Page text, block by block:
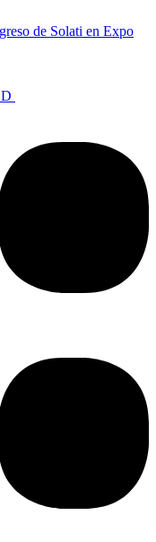
de Solati en Expo